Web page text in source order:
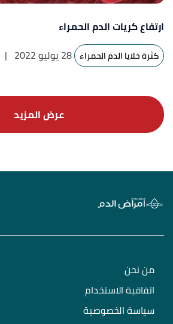
ارتفاع كريات الدم الحمراء
كثرة خلايا الدم الحمراء 28 يوليو 2022 |
من نحن
اتفاقية الاستخدام
سياسة الخصوصية